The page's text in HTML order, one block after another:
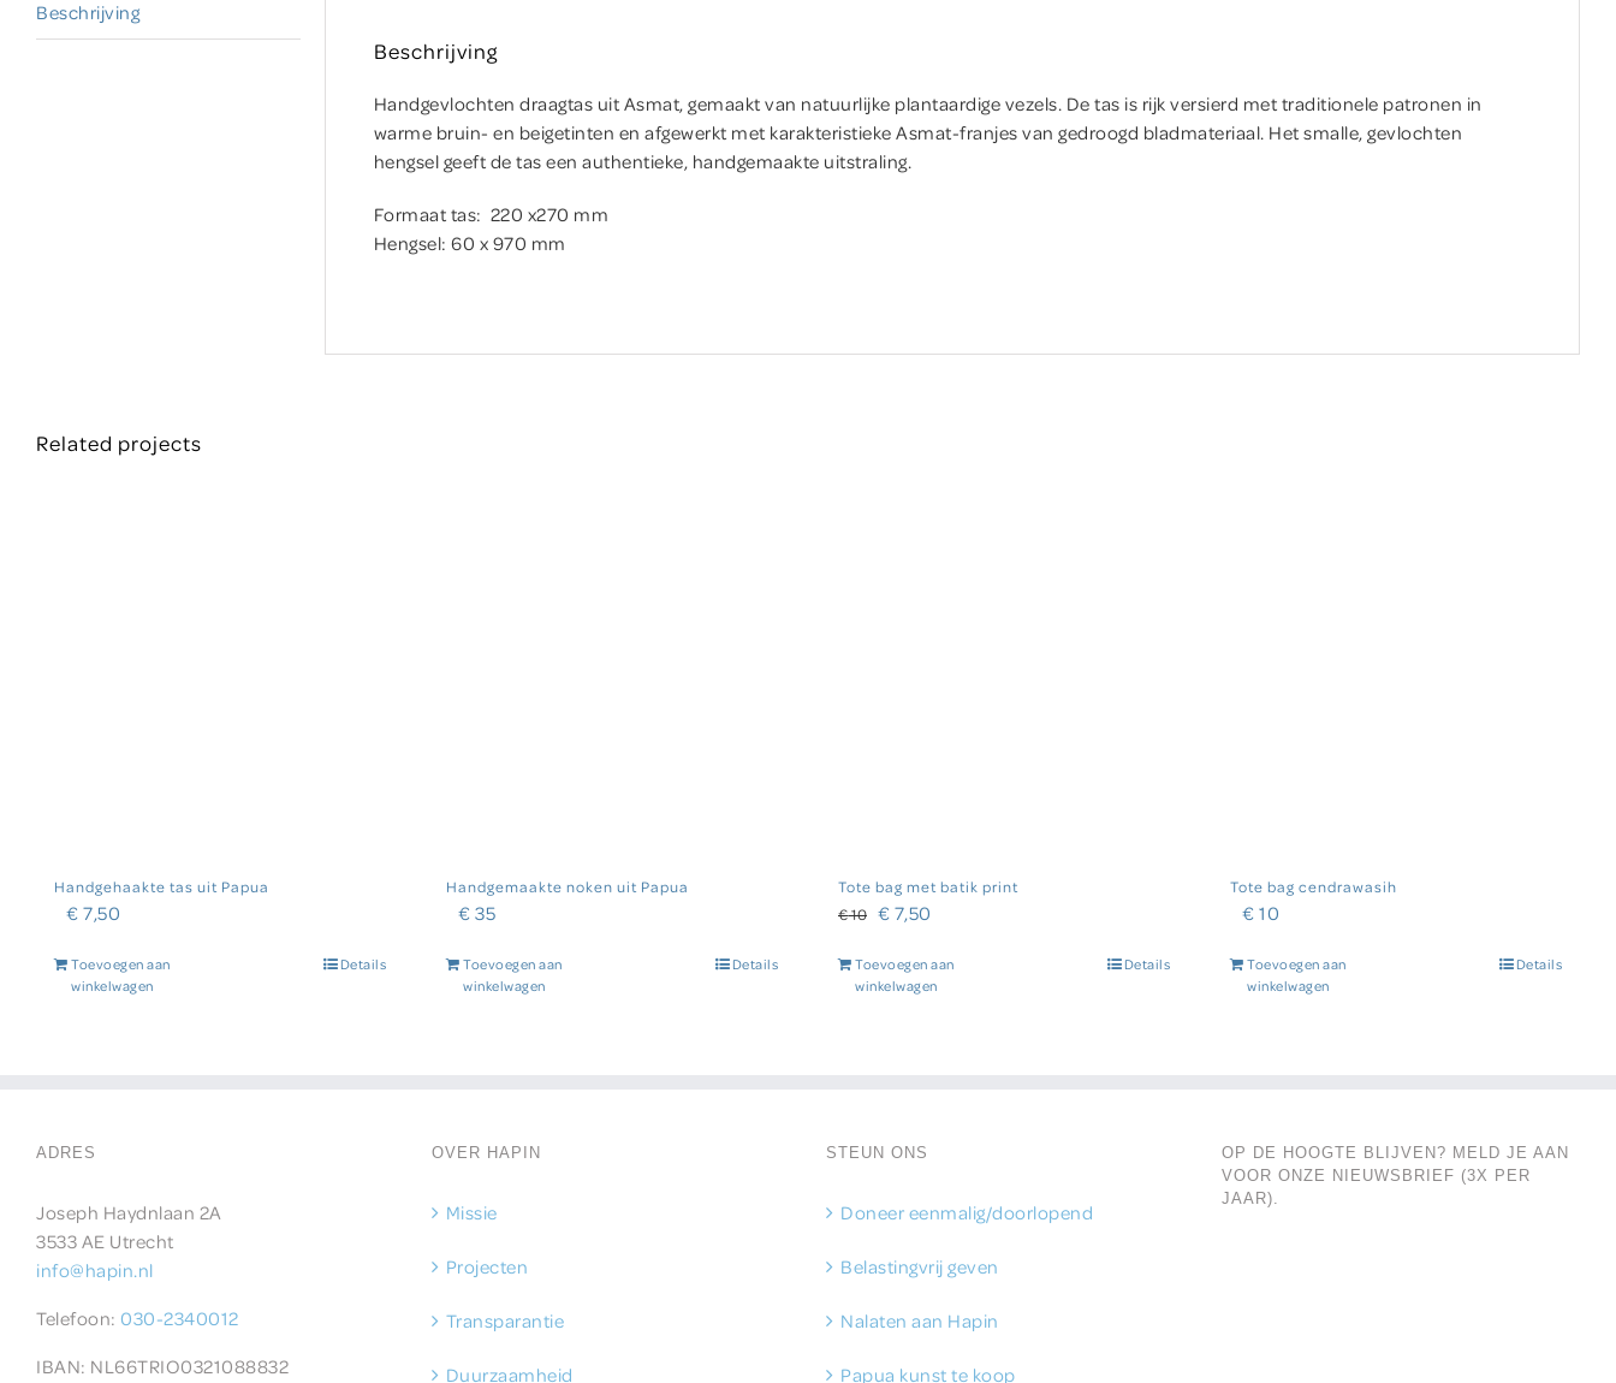
Beschrijving
Beschrijving
Handgevlochten draagtas uit Asmat, gemaakt van natuurlijke plantaardige vezels. De tas is rijk versierd met traditionele patronen in
warme bruin- en beigetinten en afgewerkt met karakteristieke Asmat-franjes van gedroogd bladmateriaal. Het smalle, gevlochten
hengsel geeft de tas een authentieke, handgemaakte uitstraling.
Formaat tas: 220 x270 mm
Hengsel: 60 x 970 mm
Related projects
Handgehaakte tas uit Papua
€ 7,50
Toevoegen aan
winkelwagen
Details
Handgemaakte noken uit Papua
€ 35
Toevoegen aan
winkelwagen
Details
Tote bag met batik print
€10 Oorspronkelijke
was:
€ 10.
€ 7,50
is:
€ 7,50.
Toevoegen aan
winkelwagen
Details
Tote bag cendrawasih
€ 10
Toevoegen aan
winkelwagen
Details
ADRES
Joseph Haydnlaan 2A
3533 AE Utrecht
info@hapin.nl
Telefoon: 030-2340012
IBAN: NL66TRIO0321088832
OVER HAPIN
Missie
Projecten
Transparantie
Duurzaamheid
STEUN ONS
Doneer eenmalig/doorlopend
Belastingvrij geven
Nalaten aan Hapin
Papua kunst te koop
OP DE HOOGTE BLIJVEN? MELD JE AAN
VOOR ONZE NIEUWSBRIEF (3X PER
JAAR).